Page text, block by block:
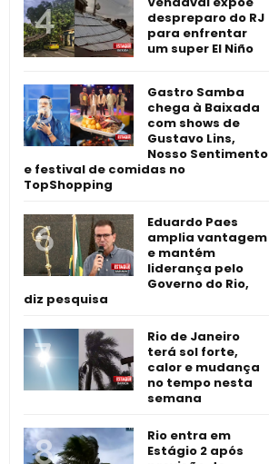
despreparo do RJ
para enfrentar
um super El Niño
Gastro Samba
chega à Baixada
com shows de
Gustavo Lins,
Nosso Sentimento
e festival de comidas no
TopShopping
Eduardo Paes
amplia vantagem
e mantém
liderança pelo
Governo do Rio,
diz pesquisa
Rio de Janeiro
terá sol forte,
calor e mudança
no tempo nesta
semana
Rio entra em
Estágio 2 após